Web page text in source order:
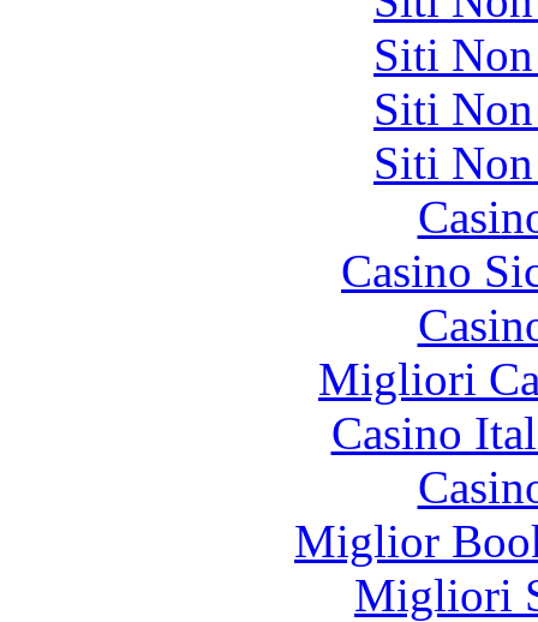
Siti
Siti
Siti
Casino
Migliori
Casino
Miglior
Migliori